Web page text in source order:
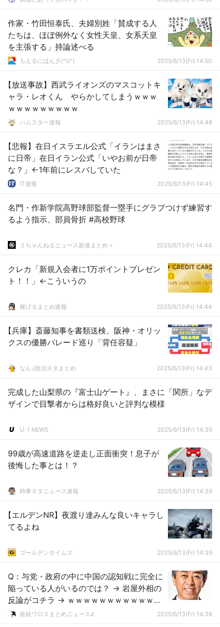
作家・竹田恒泰氏、夫婦別姓「賛成する人
たちは、ほぼ例外なく女性天皇、女系天皇
を主張する」持論述べる
もえるにほん彡(^)(^) 2025/6/13(Fr) 14:50
【放送事故】西武ライオンズのマスコットキ
ャラ・レオくん やらかしてしまうｗｗｗ
ｗｗｗｗｗｗｗｗｗ
ハムスター速報 2025/6/13(Fr) 14:48
【悲報】在日イスラエル公式「イランはまさ
に日帝」在日イラン公式「いやお前が日帝
な？」←1年前にレスバしていた
IT速報 2025/6/13(Fr) 14:45
名門・作新学院高野球部監督一塁手にグラブつけず練習す
るよう指示、部員骨折 #高校野球
２ちゃんねるニュース超速まとめ＋ 2025/6/13(Fr) 14:44
クレカ「新規入会者に1万ポイントプレゼン
ト！！」←こういうの
稼げるまとめ速報 2025/6/13(Fr) 14:44
【兵庫】斎藤知事を書類送検、阪神・オリッ
クスの優勝パレード巡り「背任容疑」
なんJ政治ネタまとめ 2025/6/13(Fr) 14:43
完成した山梨県の『富士山ゲート』、まさに「関所」なデ
ザインで目撃者からは格好良いと評判な模様
U-1 NEWS 2025/6/13(Fr) 14:39
99歳が高速道路を逆走し正面衝突！息子が
後悔した事とは！？
時事ネタニュース速報 2025/6/13(Fr) 14:39
【エルデンNR】夜渡り達みんな良いキャラし
てるよね
ゴールデンタイムズ 2025/6/13(Fr) 14:39
Q：与党・政府の中に中国の認知戦に完全に
陥っている人がいるのでは？ → 岩屋外相の
反論がコチラ → ｗｗｗｗｗｗｗｗｗｗｗｗ
ｗｗｗｗｗｗｗｗｗ
政経ワロスまとめニュース♪ 2025/6/13(Fr) 14:38